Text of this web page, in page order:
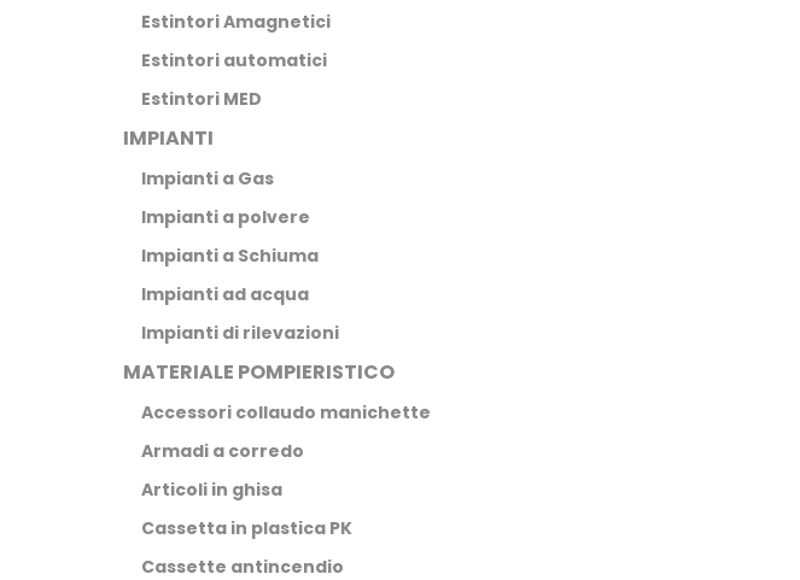
Estintori Amagnetici
Estintori automatici
Estintori MED
IMPIANTI
Impianti a Gas
Impianti a polvere
Impianti a Schiuma
Impianti ad acqua
Impianti di rilevazioni
MATERIALE POMPIERISTICO
Accessori collaudo manichette
Armadi a corredo
Articoli in ghisa
Cassetta in plastica PK
Cassette antincendio